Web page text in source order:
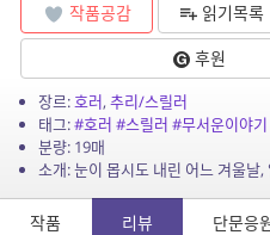
작품공감 읽기목록
후원
장르:호러,추리/스릴러
태그:#호러 #스릴러 #무서운이야기
분량: 19매
작품 리뷰 단문응